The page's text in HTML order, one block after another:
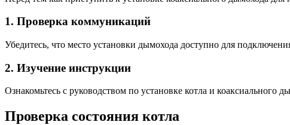
1. Проверка коммуникаций
Убедитесь, что место установки дымохода доступно для
2. Изучение инструкции
Ознакомьтесь с руководством по установке котла и
Проверка состояния котла